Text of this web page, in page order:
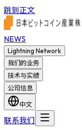
跳到正文
NEWS
Lightning Network
我们的业务
技术与实绩
公司信息
中文
联系我们